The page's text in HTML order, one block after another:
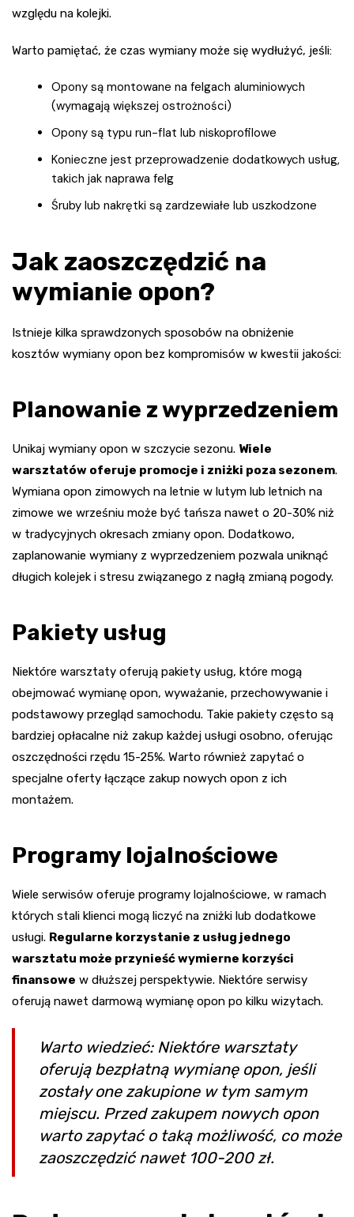
względu na kolejki.
Warto pamiętać, że czas wymiany może się wydłużyć, jeśli:
Opony są montowane na felgach aluminiowych
(wymagają większej ostrożności)
Opony są typu run-flat lub niskoprofilowe
Konieczne jest przeprowadzenie dodatkowych usług,
takich jak naprawa felg
Śruby lub nakrętki są zardzewiałe lub uszkodzone
Jak zaoszczędzić na
wymianie opon?
Istnieje kilka sprawdzonych sposobów na obniżenie
kosztów wymiany opon bez kompromisów w kwestii jakości:
Planowanie z wyprzedzeniem
Unikaj wymiany opon w szczycie sezonu. Wiele
warsztatów oferuje promocje i zniżki poza sezonem.
Wymiana opon zimowych na letnie w lutym lub letnich na
zimowe we wrześniu może być tańsza nawet o 20-30% niż
w tradycyjnych okresach zmiany opon. Dodatkowo,
zaplanowanie wymiany z wyprzedzeniem pozwala uniknąć
długich kolejek i stresu związanego z nagłą zmianą pogody.
Pakiety usług
Niektóre warsztaty oferują pakiety usług, które mogą
obejmować wymianę opon, wyważanie, przechowywanie i
podstawowy przegląd samochodu. Takie pakiety często są
bardziej opłacalne niż zakup każdej usługi osobno, oferując
oszczędności rzędu 15-25%. Warto również zapytać o
specjalne oferty łączące zakup nowych opon z ich
montażem.
Programy lojalnościowe
Wiele serwisów oferuje programy lojalnościowe, w ramach
których stali klienci mogą liczyć na zniżki lub dodatkowe
usługi. Regularne korzystanie z usług jednego
warsztatu może przynieść wymierne korzyści
finansowe w dłuższej perspektywie. Niektóre serwisy
oferują nawet darmową wymianę opon po kilku wizytach.
Warto wiedzieć: Niektóre warsztaty
oferują bezpłatną wymianę opon, jeśli
zostały one zakupione w tym samym
miejscu. Przed zakupem nowych opon
warto zapytać o taką możliwość, co może
zaoszczędzić nawet 100-200 zł.